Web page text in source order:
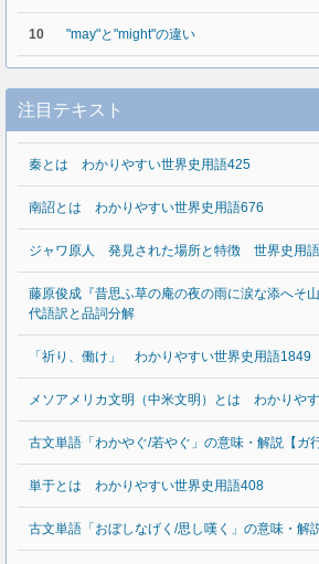
10 "may"と"might"の違い
注目テキスト
秦とは わかりやすい世界史用語425
南詔とは わかりやすい世界史用語676
ジャワ原人 発見された場所と特徴 世界史用
藤原俊成『昔思ふ草の庵の夜の雨に涙な添へそ
代語訳と品詞分解
「祈り、働け」 わかりやすい世界史用語1849
メソアメリカ文明（中米文明）とは わかりや
古文単語「わかやぐ/若やぐ」の意味・解説【ガ
単于とは わかりやすい世界史用語408
古文単語「おぼしなげく/思し嘆く」の意味・解